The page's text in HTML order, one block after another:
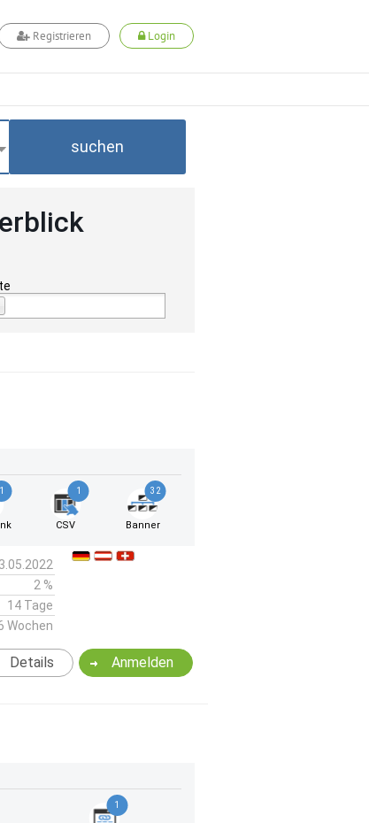
Registrieren Login
suchen
1 1
CSV
32
Banner
2 %
14 Tage
Wochen
Anmelden
Details
1